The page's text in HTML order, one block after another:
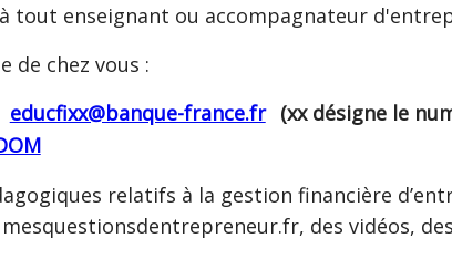
tout enseignant ou accompagnateur
de chez vous :
educfixx@banque-france.fr (xx désigne le
relatifs à la gestion financière
des vidéos,